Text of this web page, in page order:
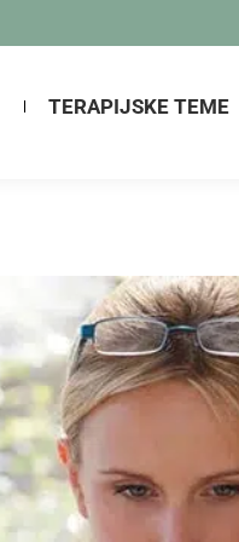
TERAPIJSKE TEME